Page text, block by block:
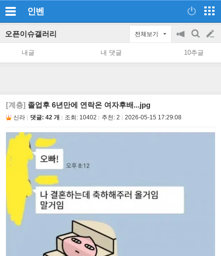
인벤
오픈이슈갤러리 전체보기
공
지
on/off
검
색
글
쓰
내글 내 댓글 10추글
[계층] 졸업후 6년만에 연락온 여자후배...jpg
신라 댓글: 42 개 조회: 10402 추천: 2 2026-05-15 17:29:08